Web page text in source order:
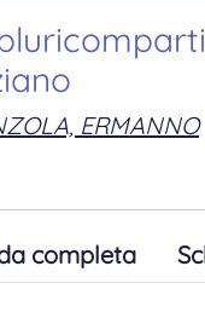
ERMANNO
completa